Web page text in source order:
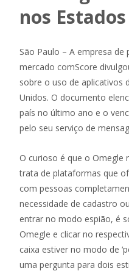
nos
São Paulo – A empresa de
mercado comScore
sobre o uso de aplicativos
Unidos. O documento
país no último ano e o
pelo seu serviço de
O curioso é que o Omegle
trata de plataformas que
com pessoas
necessidade de cadastro
entrar no modo espião, é
Omegle e clicar no
caixa estiver no modo de
uma pergunta para dois